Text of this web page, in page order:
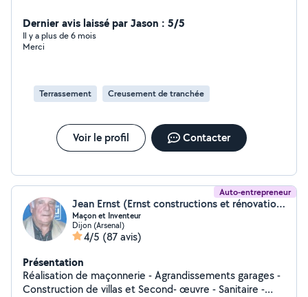
Dernier avis laissé par Jason : 5/5
Il y a plus de 6 mois
Merci
Terrassement Creusement de tranchée
Voir le profil Contacter
Auto-entrepreneur
Jean Ernst (Ernst constructions et rénovation)
Maçon et Inventeur
Dijon (Arsenal)
4/5 (87 avis)
Présentation
Réalisation de maçonnerie - Agrandissements garages -
Construction de villas et Second- œuvre - Sanitaire -